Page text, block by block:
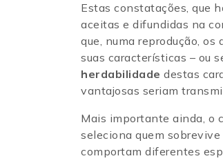
Estas constatações, que
aceitas e difundidas na
que, numa reprodução,
suas características – ou
herdabilidade destas
vantajosas seriam
Mais importante ainda, o
seleciona quem
comportam diferentes